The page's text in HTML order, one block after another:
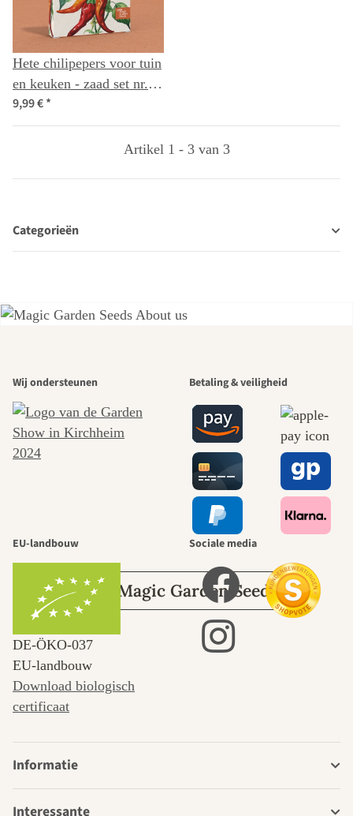
Hete chilipepers voor tuin
en keuken - zaad set nr.
25
9,99 €*
Artikel 1 - 3 van 3
Categorieën
mooiste paden
naar onszelf
leidt door de
tuin.
Over Magic Garden Seeds
Wij ondersteunen Betaling & veiligheid
EU-landbouw
DE‑ÖKO‑037
EU-landbouw
Download biologisch
certificaat
Sociale media
Informatie
Interessante